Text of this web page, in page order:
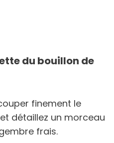
du bouillon de
finement le
détaillez un morceau
frais.